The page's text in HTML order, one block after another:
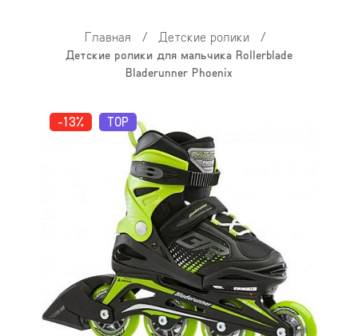
Главная / Детские ролики /
Детские ролики для мальчика Rollerblade
Bladerunner Phoenix
-13% TOP